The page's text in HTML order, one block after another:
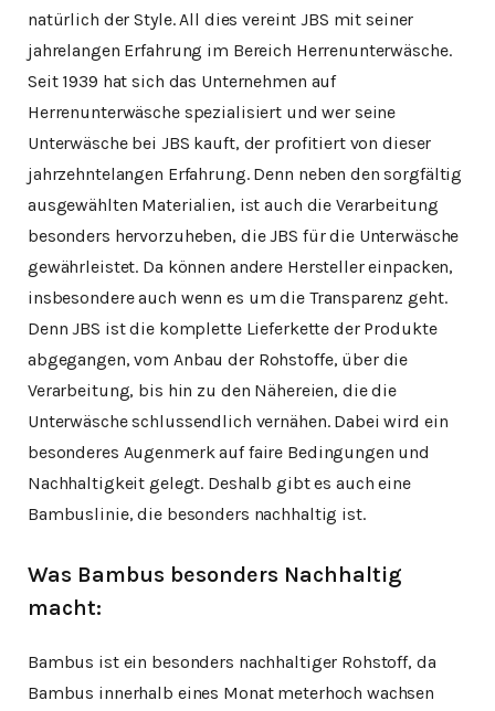
natürlich der Style. All dies vereint JBS mit seiner
jahrelangen Erfahrung im Bereich Herrenunterwäsche.
Seit 1939 hat sich das Unternehmen auf
Herrenunterwäsche spezialisiert und wer seine
Unterwäsche bei JBS kauft, der profitiert von dieser
jahrzehntelangen Erfahrung. Denn neben den sorgfältig
ausgewählten Materialien, ist auch die Verarbeitung
besonders hervorzuheben, die JBS für die Unterwäsche
gewährleistet. Da können andere Hersteller einpacken,
insbesondere auch wenn es um die Transparenz geht.
Denn JBS ist die komplette Lieferkette der Produkte
abgegangen, vom Anbau der Rohstoffe, über die
Verarbeitung, bis hin zu den Nähereien, die die
Unterwäsche schlussendlich vernähen. Dabei wird ein
besonderes Augenmerk auf faire Bedingungen und
Nachhaltigkeit gelegt. Deshalb gibt es auch eine
Bambuslinie, die besonders nachhaltig ist.
Was Bambus besonders Nachhaltig
macht:
Bambus ist ein besonders nachhaltiger Rohstoff, da
Bambus innerhalb eines Monat meterhoch wachsen